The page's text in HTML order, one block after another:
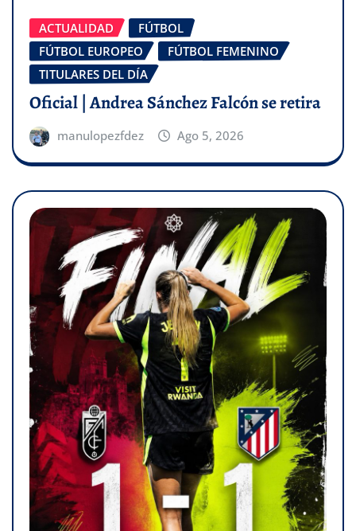
ACTUALIDAD
FÚTBOL
FÚTBOL EUROPEO
FÚTBOL FEMENINO
TITULARES DEL DÍA
Oficial | Andrea Sánchez Falcón se retira
manulopezfdez Ago 5, 2026